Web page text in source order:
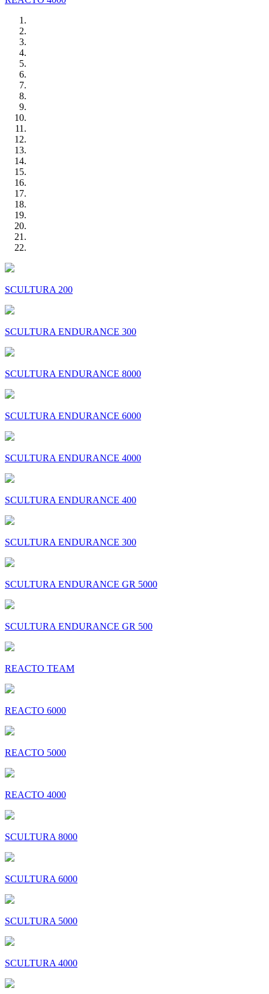
SCULTURA 200
SCULTURA ENDURANCE 300
SCULTURA ENDURANCE 8000
SCULTURA ENDURANCE 6000
SCULTURA ENDURANCE 4000
SCULTURA ENDURANCE 400
SCULTURA ENDURANCE 300
SCULTURA ENDURANCE GR 5000
SCULTURA ENDURANCE GR 500
REACTO TEAM
REACTO 6000
REACTO 5000
REACTO 4000
SCULTURA 8000
SCULTURA 6000
SCULTURA 5000
SCULTURA 4000